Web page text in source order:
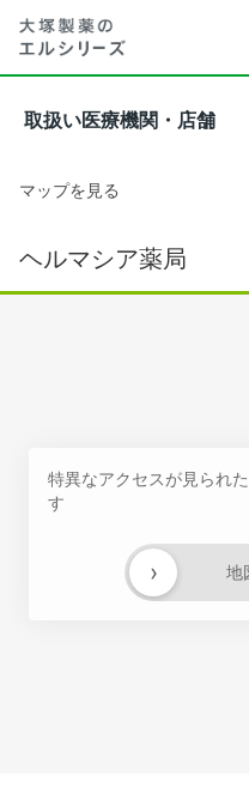
取扱い医療機関・店舗
マップを見る
ヘルマシア薬局
特異なアクセスが見られ
す
地
›